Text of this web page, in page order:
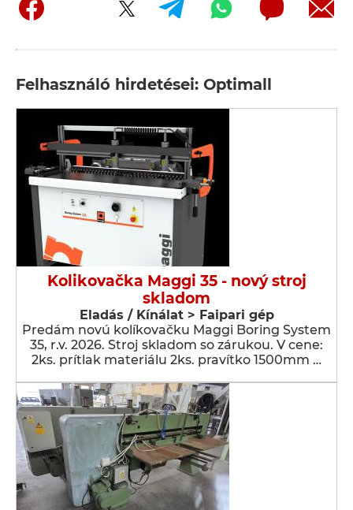
Felhasználó hirdetései: Optimall
Kolikovačka Maggi 35 - nový stroj
skladom
Eladás / Kínálat > Faipari gép
Predám novú kolíkovačku Maggi Boring System
35, r.v. 2026. Stroj skladom so zárukou. V cene:
2ks. prítlak materiálu 2ks. pravítko 1500mm …